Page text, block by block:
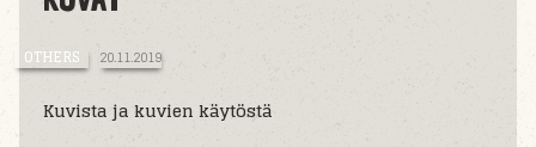
OTHERS 20.11.2019
Kuvista ja kuvien käytöstä